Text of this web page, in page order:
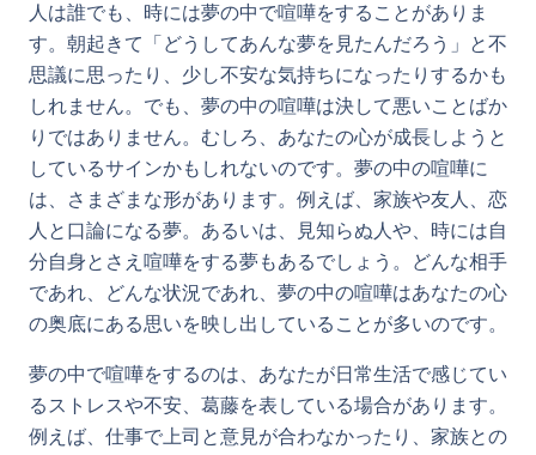
人は誰でも、時には夢の中で喧嘩をすることがありま
す。朝起きて「どうしてあんな夢を見たんだろう」と不
思議に思ったり、少し不安な気持ちになったりするかも
しれません。でも、夢の中の喧嘩は決して悪いことばか
りではありません。むしろ、あなたの心が成長しようと
しているサインかもしれないのです。夢の中の喧嘩に
は、さまざまな形があります。例えば、家族や友人、恋
人と口論になる夢。あるいは、見知らぬ人や、時には自
分自身とさえ喧嘩をする夢もあるでしょう。どんな相手
であれ、どんな状況であれ、夢の中の喧嘩はあなたの心
の奥底にある思いを映し出していることが多いのです。
夢の中で喧嘩をするのは、あなたが日常生活で感じてい
るストレスや不安、葛藤を表している場合があります。
例えば、仕事で上司と意見が合わなかったり、家族との